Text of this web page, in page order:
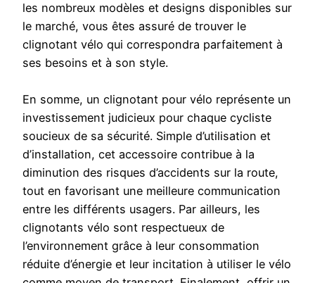
les nombreux modèles et designs disponibles sur
le marché, vous êtes assuré de trouver le
clignotant vélo qui correspondra parfaitement à
ses besoins et à son style.
En somme, un clignotant pour vélo représente un
investissement judicieux pour chaque cycliste
soucieux de sa sécurité. Simple d’utilisation et
d’installation, cet accessoire contribue à la
diminution des risques d’accidents sur la route,
tout en favorisant une meilleure communication
entre les différents usagers. Par ailleurs, les
clignotants vélo sont respectueux de
l’environnement grâce à leur consommation
réduite d’énergie et leur incitation à utiliser le vélo